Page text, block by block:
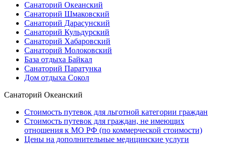
Санаторий Океанский
Санаторий Шмаковский
Санаторий Дарасунский
Санаторий Кульдурский
Санаторий Хабаровский
Санаторий Молоковский
База отдыха Байкал
Санаторий Паратунка
Дом отдыха Сокол
Санаторий Океанский
Стоимость путевок для льготной категории граждан
Стоимость путевок для граждан, не имеющих
отношения к МО РФ (по коммерческой стоимости)
Цены на дополнительные медицинские услуги